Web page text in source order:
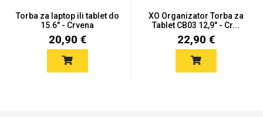
Torba za laptop ili tablet do
15.6" - Crvena
20,90 €
XO Organizator Torba za
Tablet CB03 12,9" - Cr...
22,90 €
Zodiac Halloween